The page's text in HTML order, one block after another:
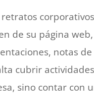
de su página
notas
cubrir
sino contar con